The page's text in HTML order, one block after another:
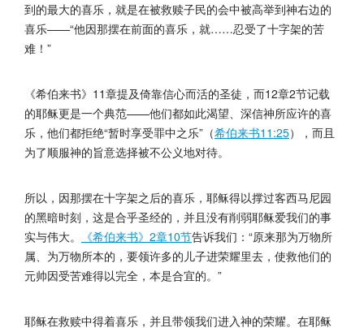
到的最大的喜乐，就是在被救赎子民的会中被高举到神右边的
喜乐——“他因那摆在前面的喜乐，就……忍受了十字架的苦
难！”
《希伯来书》11章提及倚靠信心而活的圣徒，而12章2节记载
的耶稣更是一个典范——他们都如此渴望、深信神所应许的喜
乐，他们都拒绝“暂时享受罪中之乐”（希伯来书11:25），而且
为了顺服神的旨意选择被不公义地对待。
所以，因那摆在十字架之后的喜乐，耶稣得以撑过客西马尼园
的黑暗时刻，这是合乎圣经的，并且没有削弱耶稣爱我们的事
实与伟大。
《希伯来书》2章10节告诉我们：“原来那为万物所
属、为万物所本的，要领许多的儿子进荣耀里去，使救他们的
元帅因受苦难得以完全，本是合宜的。”
耶稣在救赎中得着喜乐，并且带领我们进入神的荣耀。在耶稣